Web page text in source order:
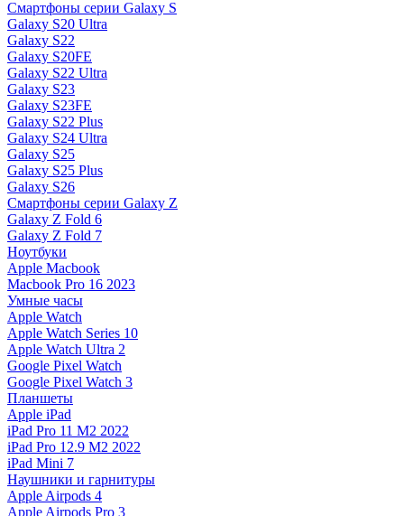
Смартфоны серии Galaxy S
Galaxy S20 Ultra
Galaxy S22
Galaxy S20FE
Galaxy S22 Ultra
Galaxy S23
Galaxy S23FE
Galaxy S22 Plus
Galaxy S24 Ultra
Galaxy S25
Galaxy S25 Plus
Galaxy S26
Смартфоны серии Galaxy Z
Galaxy Z Fold 6
Galaxy Z Fold 7
Ноутбуки
Apple Macbook
Macbook Pro 16 2023
Умные часы
Apple Watch
Apple Watch Series 10
Apple Watch Ultra 2
Google Pixel Watch
Google Pixel Watch 3
Планшеты
Apple iPad
iPad Pro 11 M2 2022
iPad Pro 12.9 M2 2022
iPad Mini 7
Наушники и гарнитуры
Apple Airpods 4
Apple Airpods Pro 3